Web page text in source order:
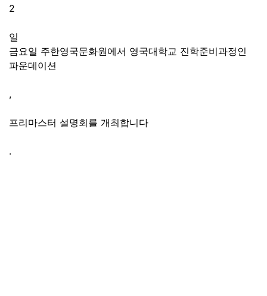
2
일
금요일 주한영국문화원에서 영국대학교 진학준비과정인
파운데이션
,
프리마스터 설명회를 개최합니다
.